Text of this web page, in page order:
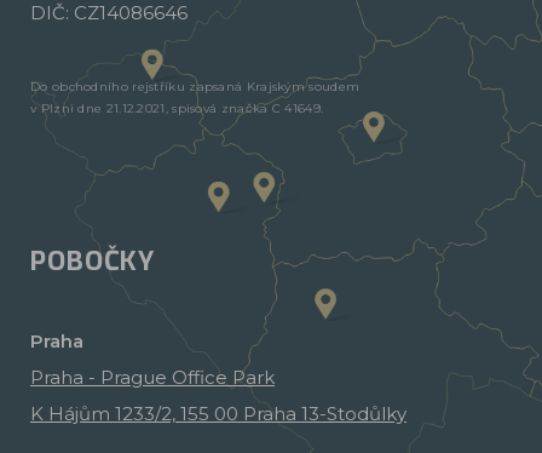
DIČ: CZ14086646
Do obchodního rejstříku zapsaná Krajským soudem
v Plzni dne 21.12.2021, spisová značka C 41649.
POBOČKY
Praha
Praha - Prague Office Park
K Hájům 1233/2, 155 00 Praha 13-Stodůlky